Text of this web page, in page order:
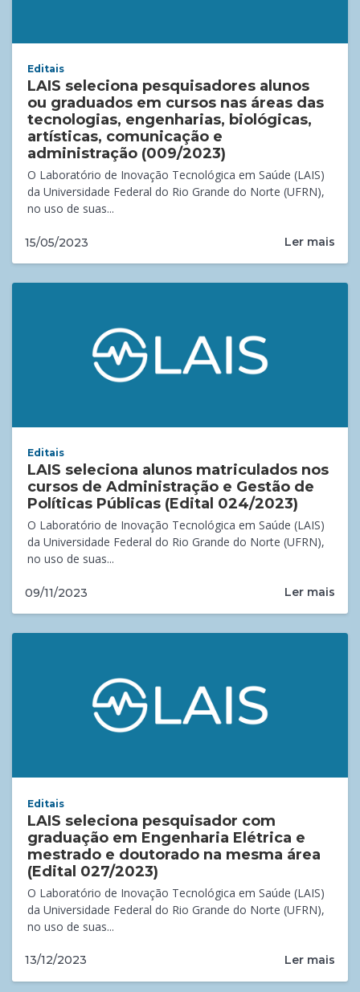
Editais
LAIS seleciona pesquisadores alunos
ou graduados em cursos nas áreas das
tecnologias, engenharias, biológicas,
artísticas, comunicação e
administração (009/2023)
O Laboratório de Inovação Tecnológica em Saúde (LAIS)
da Universidade Federal do Rio Grande do Norte (UFRN),
no uso de suas...
15/05/2023 Ler mais
Editais
LAIS seleciona alunos matriculados nos
cursos de Administração e Gestão de
Políticas Públicas (Edital 024/2023)
O Laboratório de Inovação Tecnológica em Saúde (LAIS)
da Universidade Federal do Rio Grande do Norte (UFRN),
no uso de suas...
09/11/2023 Ler mais
Editais
LAIS seleciona pesquisador com
graduação em Engenharia Elétrica e
mestrado e doutorado na mesma área
(Edital 027/2023)
O Laboratório de Inovação Tecnológica em Saúde (LAIS)
da Universidade Federal do Rio Grande do Norte (UFRN),
no uso de suas...
13/12/2023 Ler mais